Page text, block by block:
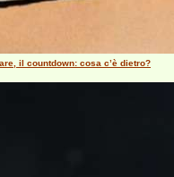
il countdown: cosa c’è dietro?